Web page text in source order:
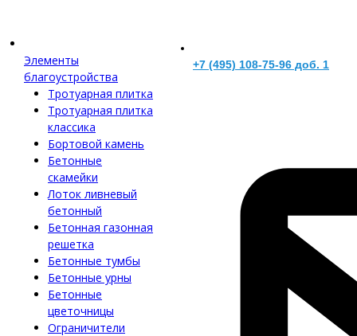
Элементы
благоустройства
Тротуарная плитка
Тротуарная плитка
классика
Бортовой камень
Бетонные
скамейки
Лоток ливневый
бетонный
Бетонная газонная
решетка
Бетонные тумбы
Бетонные урны
Бетонные
цветочницы
Ограничители
+7 (495) 108-75-96 доб. 1